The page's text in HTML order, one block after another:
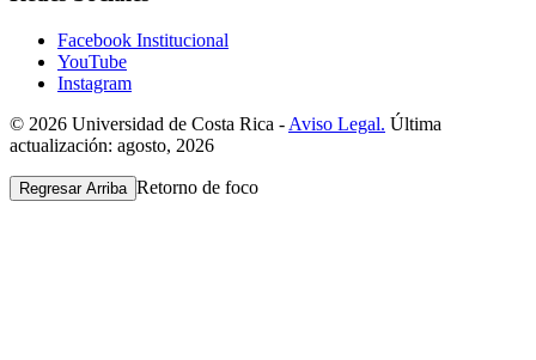
Facebook Institucional
YouTube
Instagram
© 2026 Universidad de Costa Rica - Aviso Legal. Última
actualización: agosto, 2026
Regresar Arriba Retorno de foco